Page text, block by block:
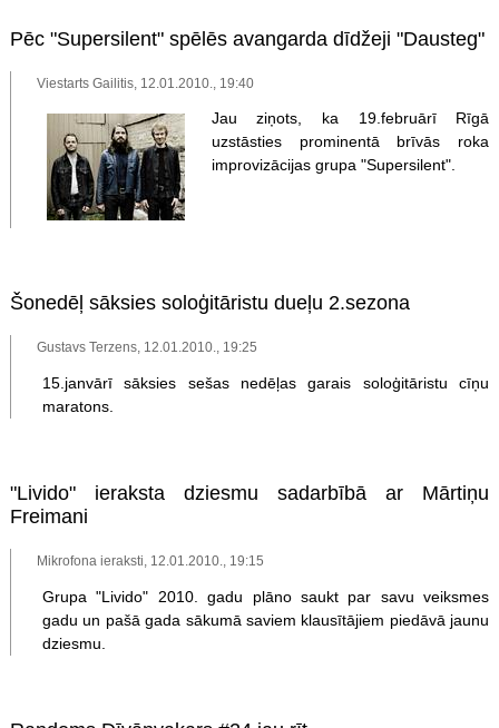
Pēc "Supersilent" spēlēs avangarda dīdžeji "Dausteg"
Viestarts Gailitis, 12.01.2010., 19:40
Jau ziņots, ka 19.februārī Rīgā
uzstāsties prominentā brīvās roka
improvizācijas grupa "Supersilent".
Šonedēļ sāksies soloģitāristu dueļu 2.sezona
Gustavs Terzens, 12.01.2010., 19:25
15.janvārī sāksies sešas nedēļas garais soloģitāristu cīņu
maratons.
"Livido" ieraksta dziesmu sadarbībā ar Mārtiņu
Freimani
Mikrofona ieraksti, 12.01.2010., 19:15
Grupa "Livido" 2010. gadu plāno saukt par savu veiksmes
gadu un pašā gada sākumā saviem klausītājiem piedāvā jaunu
dziesmu.